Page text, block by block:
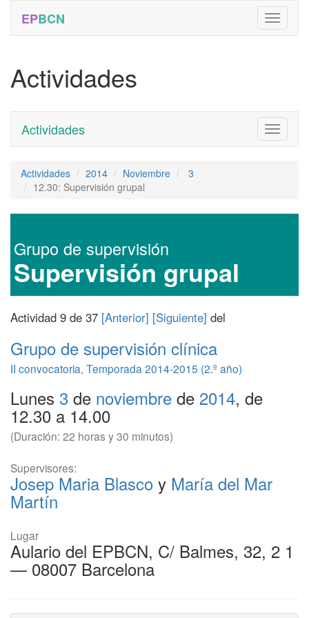
EPBCN
Actividades
Toggle
Actividades
Actividades 2014 Noviembre
3
12.30: Supervisión grupal
Grupo de supervisión
Supervisión grupal
Actividad 9 de 37 [Anterior] [Siguiente] del
Grupo de supervisión clínica
II convocatoria, Temporada 2014-2015 (2.º año)
Lunes 3 de noviembre de 2014, de
12.30 a 14.00
(Duración: 22 horas y 30 minutos)
Supervisores:
Josep Maria Blasco y María del Mar
Martín
Lugar
Aulario del EPBCN, C/ Balmes, 32, 2 1
— 08007 Barcelona